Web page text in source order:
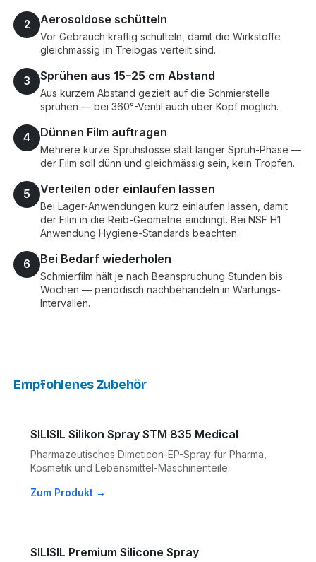
2 Aerosoldose schütteln
Vor Gebrauch kräftig schütteln, damit die Wirkstoffe
gleichmässig im Treibgas verteilt sind.
3 Sprühen aus 15–25 cm Abstand
Aus kurzem Abstand gezielt auf die Schmierstelle
sprühen — bei 360°-Ventil auch über Kopf möglich.
4 Dünnen Film auftragen
Mehrere kurze Sprühstösse statt langer Sprüh-Phase —
der Film soll dünn und gleichmässig sein, kein Tropfen.
5 Verteilen oder einlaufen lassen
Bei Lager-Anwendungen kurz einlaufen lassen, damit
der Film in die Reib-Geometrie eindringt. Bei NSF H1
Anwendung Hygiene-Standards beachten.
6 Bei Bedarf wiederholen
Schmierfilm hält je nach Beanspruchung Stunden bis
Wochen — periodisch nachbehandeln in Wartungs-
Intervallen.
Empfohlenes Zubehör
SILISIL Silikon Spray STM 835 Medical
Pharmazeutisches Dimeticon-EP-Spray für Pharma,
Kosmetik und Lebensmittel-Maschinenteile.
Zum Produkt →
SILISIL Premium Silicone Spray